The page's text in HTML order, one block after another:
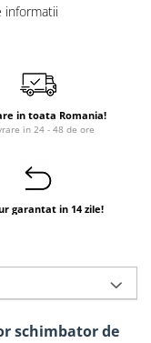
in toata Romania!
in 24 - 48 de ore
garantat in 14 zile!
schimbator de